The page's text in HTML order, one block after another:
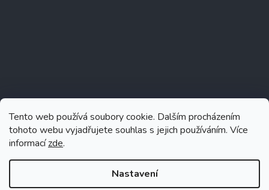
Tento web používá soubory cookie. Dalším procházením
tohoto webu vyjadřujete souhlas s jejich používáním. Více
informacízde.
Nastavení
Sledovat na Instagramu